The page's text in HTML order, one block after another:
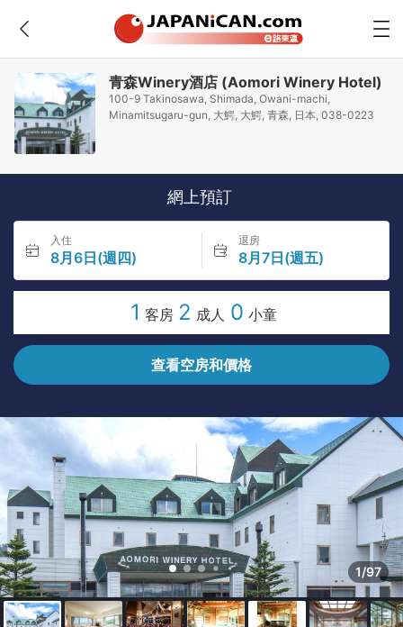
青森Winery酒店 (Aomori Winery Hotel)
100-9 Takinosawa, Shimada, Owani-machi,
Minamitsugaru-gun, 大鰐, 大鰐, 青森, 日本, 038-0223
網上預訂
入住
8月6日(週四)
退房
8月7日(週五)
1 客房 2 成人 0 小童
查看空房和價格
1/97